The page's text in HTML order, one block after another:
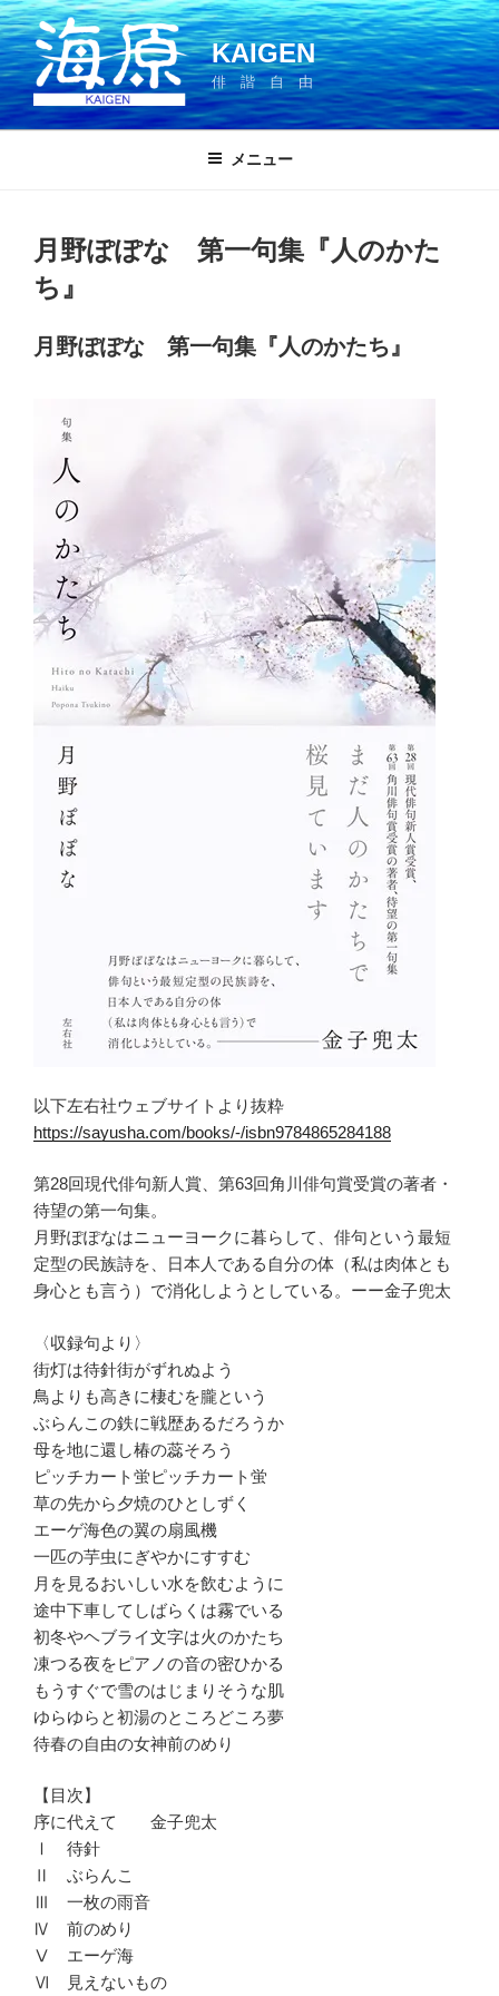
コ
ン
テ
ン
ツ
KAIGEN
俳 諧 自 由
メニュー
月野ぽぽな 第一句集『人のかた
ち』
月野ぽぽな 第一句集『人のかたち』
以下左右社ウェブサイトより抜粋
https://sayusha.com/books/-/isbn9784865284188
第28回現代俳句新人賞、第63回角川俳句賞受賞の著者・
待望の第一句集。
月野ぽぽなはニューヨークに暮らして、俳句という最短
定型の民族詩を、日本人である自分の体（私は肉体とも
身心とも言う）で消化しようとしている。ーー金子兜太
〈収録句より〉
街灯は待針街がずれぬよう
鳥よりも高きに棲むを朧という
ぶらんこの鉄に戦歴あるだろうか
母を地に還し椿の蕊そろう
ピッチカート蛍ピッチカート蛍
草の先から夕焼のひとしずく
エーゲ海色の翼の扇風機
一匹の芋虫にぎやかにすすむ
月を見るおいしい水を飲むように
途中下車してしばらくは霧でいる
初冬やヘブライ文字は火のかたち
凍つる夜をピアノの音の密ひかる
もうすぐで雪のはじまりそうな肌
ゆらゆらと初湯のところどころ夢
待春の自由の女神前のめり
【目次】
序に代えて 金子兜太
Ⅰ 待針
Ⅱ ぶらんこ
Ⅲ 一枚の雨音
Ⅳ 前のめり
Ⅴ エーゲ海
Ⅵ 見えないもの